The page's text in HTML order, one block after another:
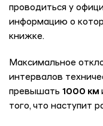
проводиться у
информацию о
книжке.
Максимальное
интервалов
превышать 1000 км
того, что наступит